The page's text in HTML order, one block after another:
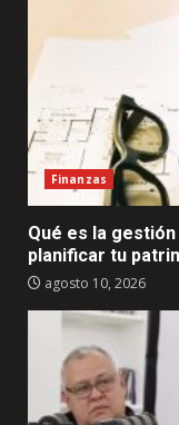
Finanzas
Qué es la
planificar tu
agosto 10, 2026